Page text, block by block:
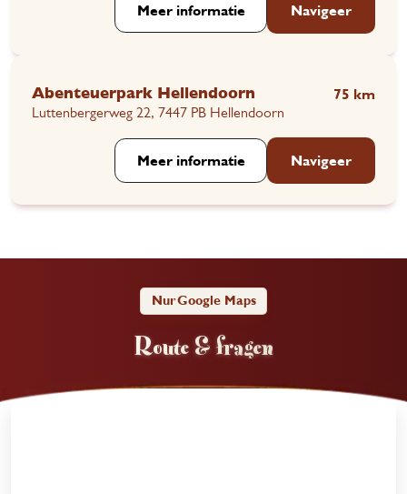
Meer informatie Navigeer
Abenteuerpark Hellendoorn
Luttenbergerweg 22, 7447 PB Hellendoorn
75 km
Meer informatie Navigeer
Nur Google Maps
Route & fragen